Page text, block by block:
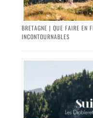
BRETAGNE | QUE FAIRE EN
INCONTOURNABLES